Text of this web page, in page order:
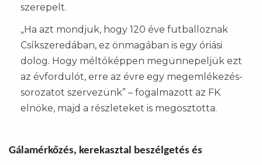
szerepelt.
„Ha azt mondjuk, hogy 120 éve futballoznak
Csíkszeredában, ez önmagában is egy óriási
dolog. Hogy méltóképpen megünnepeljük ezt
az évfordulót, erre az évre egy megemlékezés-
sorozatot szervezünk” – fogalmazott az FK
elnöke, majd a részleteket is megosztotta.
Gálamérkőzés, kerekasztal beszélgetés és